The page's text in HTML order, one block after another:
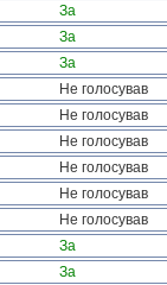
За
За
За
Не голосував
Не голосував
Не голосував
Не голосував
Не голосував
Не голосував
За
За